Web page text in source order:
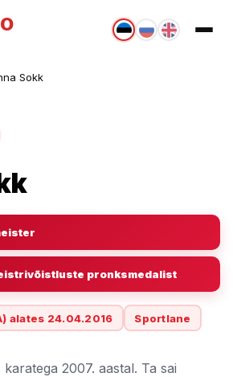
Sokk
pronksmedalist
alates 24.04.2016 Sportlane
2007. aastal. Ta sai